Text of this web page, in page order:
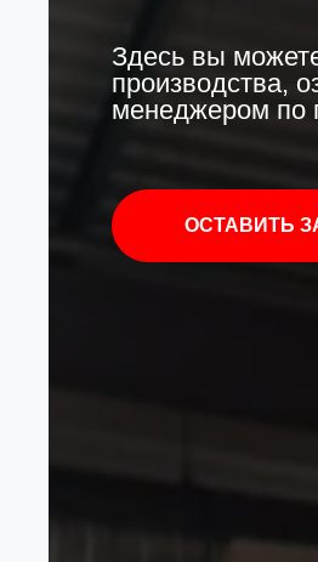
Здесь вы
производства,
менеджером по
ОСТАВИТЬ